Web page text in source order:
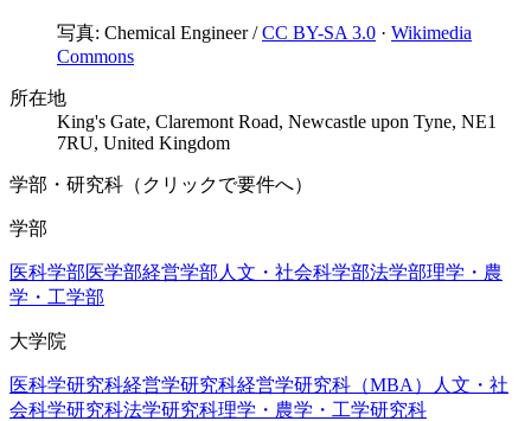
写真: Chemical Engineer/CC BY-SA 3.0 · Wikimedia
Commons
所在地
King's Gate, Claremont Road, Newcastle upon Tyne, NE1
7RU, United Kingdom
学部・研究科（クリックで要件へ）
学部
医科学部医学部経営学部 人文・社会科学部法学部理学・農
学・工学部
大学院
医科学研究科経営学研究科経営学研究科（MBA）
人文・社
会科学研究科法学研究科理学・農学・工学研究科